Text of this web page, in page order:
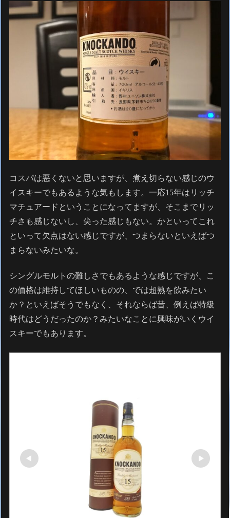
コスパは悪くないと思いますが、煮え切らない感じのウ
イスキーでもあるような気もします。一応15年はリッチ
マチュアードということになってますが、そこまでリッ
チさも感じないし、尖った感じもない。かといってこれ
といって欠点はない感じですが、つまらないといえばつ
まらないみたいな。
シングルモルトの難しさでもあるような感じですが、こ
の価格は維持してほしいものの、では超熟を飲みたい
か？といえばそうでもなく、それならば昔、例えば特級
時代はどうだったのか？みたいなことに興味がいくウイ
スキーでもあります。